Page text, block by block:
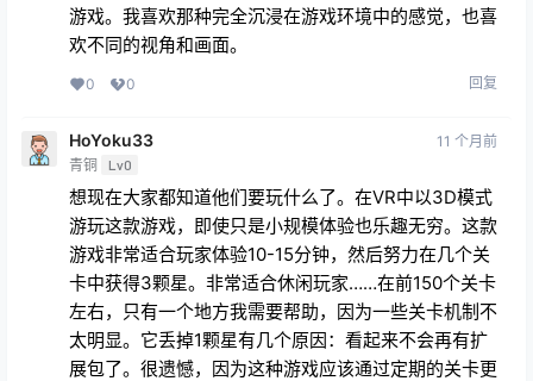
游戏。我喜欢那种完全沉浸在游戏环境中的感觉，也喜
欢不同的视角和画面。
0 0 回复
HoYoku33
青铜 Lv0
11 个月前
想现在大家都知道他们要玩什么了。在VR中以3D模式
游玩这款游戏，即使只是小规模体验也乐趣无穷。这款
游戏非常适合玩家体验10-15分钟，然后努力在几个关
卡中获得3颗星。非常适合休闲玩家……在前150个关卡
左右，只有一个地方我需要帮助，因为一些关卡机制不
太明显。它丢掉1颗星有几个原因：看起来不会再有扩
展包了。很遗憾，因为这种游戏应该通过定期的关卡更